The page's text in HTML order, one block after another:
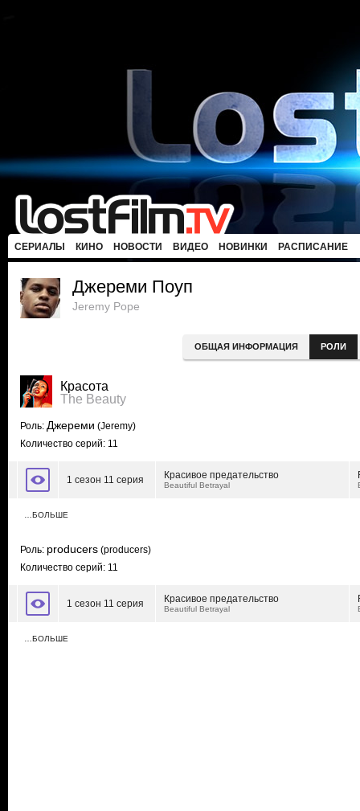
СЕРИАЛЫ КИНО НОВОСТИ ВИДЕО НОВИНКИ РАСПИСАНИЕ
Джереми Поуп
Jeremy Pope
ОБЩАЯ ИНФОРМАЦИЯ РОЛИ
Красота
The Beauty
Роль: Джереми (Jeremy)
Количество серий: 11
1 сезон 11 серия Красивое предательство
Beautiful Betrayal
…БОЛЬШЕ
Роль: producers (producers)
Количество серий: 11
1 сезон 11 серия Красивое предательство
Beautiful Betrayal
…БОЛЬШЕ